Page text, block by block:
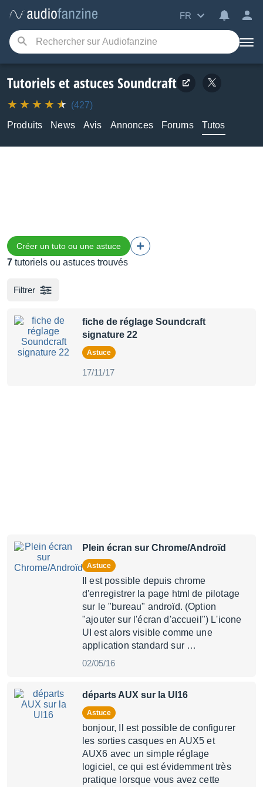
FR
Tutoriels et astuces Soundcraft
(427)
Produits
News Avis Annonces Forums Tutos
Créer un tuto ou une astuce
7 tutoriels ou astuces trouvés
Filtrer
fiche de réglage Soundcraft
signature 22
Astuce
17/11/17
Plein écran sur Chrome/Androïd
Astuce
Il est possible depuis chrome
d'enregistrer la page html de pilotage
sur le "bureau" androïd. (Option
"ajouter sur l'écran d'accueil") L'icone
UI est alors visible comme une
application standard sur …
02/05/16
départs AUX sur la UI16
Astuce
bonjour, Il est possible de configurer
les sorties casques en AUX5 et
AUX6 avec un simple réglage
logiciel, ce qui est évidemment très
pratique lorsque vous avez cette